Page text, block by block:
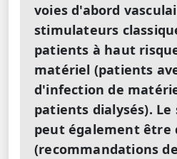
voies d'abord
stimulateurs
patients à haut
matériel (patients
d'infection de
patients dialysés).
peut également être
(recommandations